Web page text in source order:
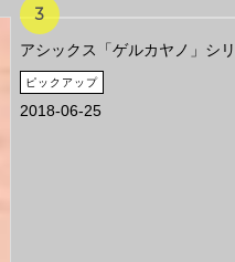
アシックス「ゲルカヤノ」シ
ピックアップ
2018-06-25